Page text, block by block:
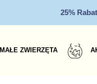
25%
MAŁE ZWIERZĘTA